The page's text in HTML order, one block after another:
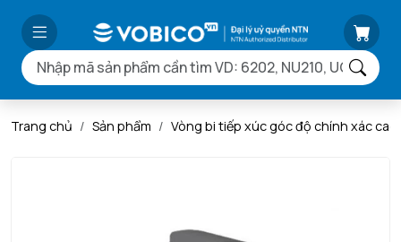
Trang chủ Sản phẩm Vòng bi tiếp xúc góc độ chính xác cao